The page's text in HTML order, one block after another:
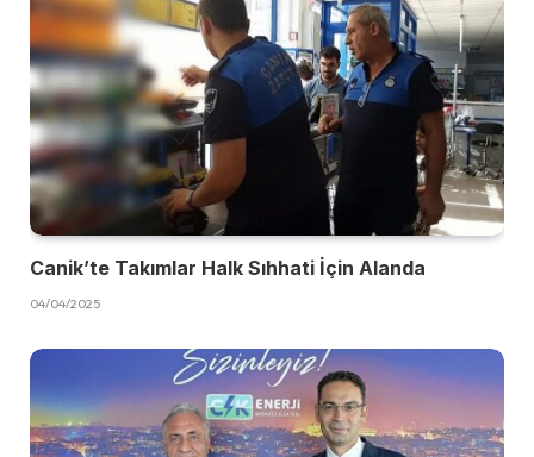
Canik’te Takımlar Halk Sıhhati İçin Alanda
04/04/2025